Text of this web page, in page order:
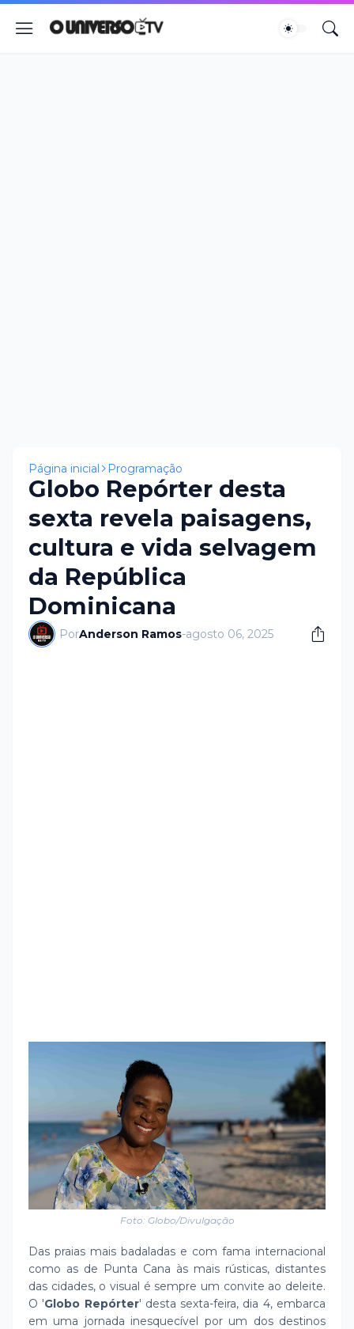
Página inicial Programação
Globo Repórter desta
sexta revela paisagens,
cultura e vida selvagem
da República
Dominicana
PorAnderson Ramos-agosto 06, 2025
Foto: Globo/Divulgação
Das praias mais badaladas e com fama internacional
como as de Punta Cana às mais rústicas, distantes
das cidades, o visual é sempre um convite ao deleite.
O 'Globo Repórter' desta sexta-feira, dia 4, embarca
em uma jornada inesquecível por um dos destinos